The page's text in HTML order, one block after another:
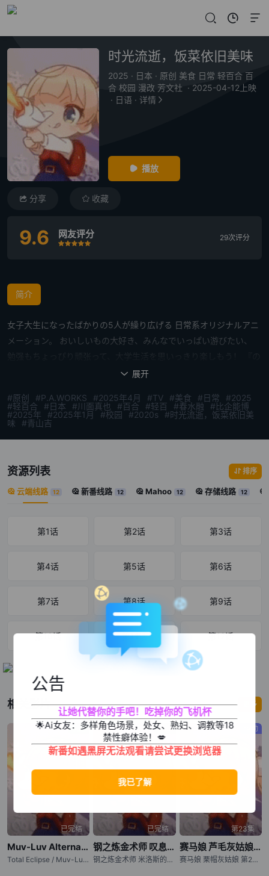
时光流逝，饭菜依旧美味
2025 · 日本 · 原创 美食 日常 轻百合 百
合 校园 漫改 芳文社 · 2025-04-12上映
· 日语 · 详情
播放
分享 收藏
9.6 网友评分
很差较差还行
推荐
力荐
29次评分
简介
女子大生になったばかりの5人が繰り広げる 日常系オリジナルアニ
メーション。 おいしいもの大好き、みんなでいっぱい游びたい、
んのんびより』のあっとがストーリー原案を手掛け、 个性豊かなキ
メディ。 料理の作画に定评のあるP.A.WORKSが 総力をあげて描く
「通称PA饭」の集大成。 2025年4月から、饭テロ间违いなしのグ
 展开
#原创 #P.A.WORKS #2025年4月 #TV #美食 #日常
#2025
#轻百合
#日本 #川面真也 #百合 #轻百 #春水融
#比企能博
#2025年
#2025年1月 #校园 #2020s
#时光流逝，饭菜依旧美
味
#青山吉
资源列表 排序
云端线路 12 新番线路 12 Mahoo 12 存储线路 12
第1话 第2话 第3话
第4话 第5话 第6话
第7话 第8话 第9话
第10话 第11话 第12话
相关影片 更多
机战
已完结
Muv-Luv Alternative Total Eclipse
Total Eclipse / Muv-Luv ATE / マブラヴ オルタネイティヴ トータル・イクリプス
热血
已完结
钢之炼金术师 叹息之丘的圣星
钢之炼金术师 米洛斯的圣星 / Fullmetal Alchemist: The Sacred Star of Milos / Fullmetal Alchemist: The Sacred Star of the Walling Hill / Hagane no Renkinjutsushi: Milos no Seinaru Hoshi
运动
第23集
赛马娘 芦毛灰姑娘 第2部分
赛马娘 栗帽灰姑娘 第2部分 / 赛马娘 Cinderella Gray 第2部分 / Uma Musume Cinderella Gray Part 2
公告
让她代替你的手吧！吃掉你的飞机杯
🌟Ai女友：多样角色场景，处女、熟妇、调教等18
禁性癖体验！💋
新番如遇黑屏无法观看请尝试更换浏览器